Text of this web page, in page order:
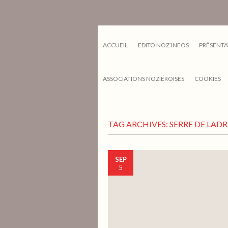
ACCUEIL EDITO NOZ’INFOS
ASSOCIATIONS NOZIÉROISES COOKIES
TAG ARCHIVES: SERRE DE
SEP
5